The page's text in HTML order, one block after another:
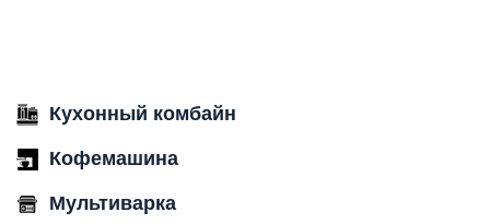
Кухонный комбайн
Кофемашина
Мультиварка